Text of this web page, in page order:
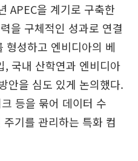
APEC을 계기로 구축한
을 구체적인 성과로 연결
형성하고 엔비디아의 베
, 국내 산학연과 엔비디아
안을 심도 있게 논의했다.
등을 묶어 데이터 수
기를 관리하는 특화 컴